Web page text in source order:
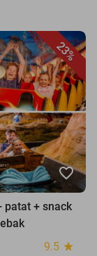
23%
favorite_border
patat + snack
9.5 star